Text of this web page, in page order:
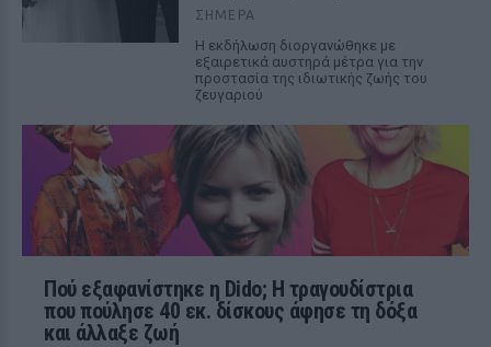
ΣΉΜΕΡΑ
Η εκδήλωση διοργανώθηκε με
εξαιρετικά αυστηρά μέτρα για την
προστασία της ιδιωτικής ζωής του
ζευγαριού
Πού εξαφανίστηκε η Dido; Η τραγουδίστρια
που πούλησε 40 εκ. δίσκους άφησε τη δόξα
και άλλαξε ζωή